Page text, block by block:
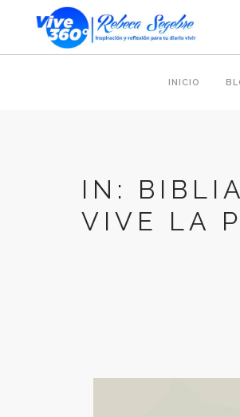
INICIO
IN:
VIVE LA